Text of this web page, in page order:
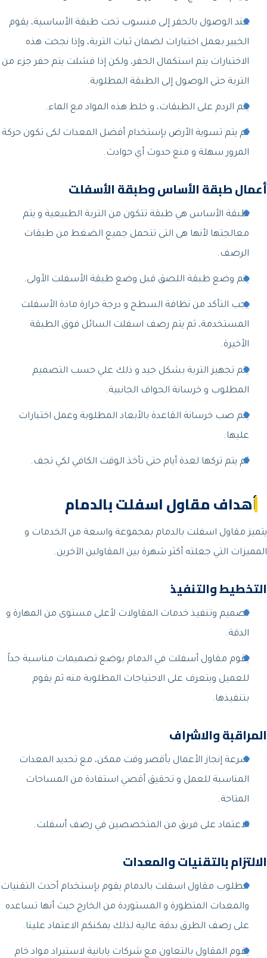
عند الوصول بالحفر إلى منسوب تحت طبقة الأساسية، يقوم
الخبير بعمل اختبارات لضمان ثبات التربة، وإذا نجحت هذه
الاختبارات يتم استكمال الحفر، ولكن إذا فشلت يتم حفر جزء من
التربة حتى الوصول إلى الطبقة المطلوبة.
يتم الردم على الطبقات، و خلط هذه المواد مع الماء.
ثم يتم تسوية الأرض بإستخدام أفضل المعدات لكى تكون حركة
المرور سهلة و منع حدوث أي حوادث.
أعمال طبقة الأساس وطبقة الأسفلت
طبقة الأساس هي طبقة تتكون من التربة الطبيعية و يتم
معالجتها لأنها هى التى تتحمل جميع الضغط من طبقات
الرصف.
يتم وضع طبقة اللصق قبل وضع طبقة الأسفلت الأولى.
يجب التأكد من نظافة السطح و درجة حرارة مادة الأسفلت
المستخدمة، ثم يتم رصف اسفلت السائل فوق الطبقة
الأخيرة.
يتم تجهيز التربة بشكل جيد و ذلك علي حسب التصميم
المطلوب و خرسانة الحواف الجانبية.
يتم صب خرسانة القاعدة بالأبعاد المطلوبة وعمل اختبارات
عليها.
ثم يتم تركها لعدة أيام حتى تأخذ الوقت الكافي لكي تجف.
أهداف مقاول اسفلت بالدمام
يتميز مقاول اسفلت بالدمام بمجموعة واسعة من الخدمات و
المميزات التي جعلته أكثر شهرة بين المقاولين الآخرين.
التخطيط والتنفيذ
تصميم وتنفيذ خدمات المقاولات لأعلى مستوى من المهارة و
الدقة.
يقوم مقاول أسفلت في الدمام بوضع تصميمات مناسبة جداً
للعميل ويتعرف على الاحتياجات المطلوبة منه ثم يقوم
بتنفيذها.
المراقبة والاشراف
سرعة إنجاز الأعمال بأقصر وقت ممكن، مع تحديد المعدات
المناسبة للعمل و تحقيق أقصي استفادة من المساحات
المتاحة.
الاعتماد على فريق من المتخصصين في رصف أسفلت.
الالتزام بالتقنيات والمعدات
مطلوب مقاول اسفلت بالدمام يقوم بإستخدام أحدث التقنيات
والمعدات المتطورة و المستوردة من الخارج حيث أنها تساعده
على رصف الطرق بدقة عالية لذلك يمكنكم الاعتماد علينا.
يقوم المقاول بالتعاون مع شركات يابانية لاستيراد مواد خام